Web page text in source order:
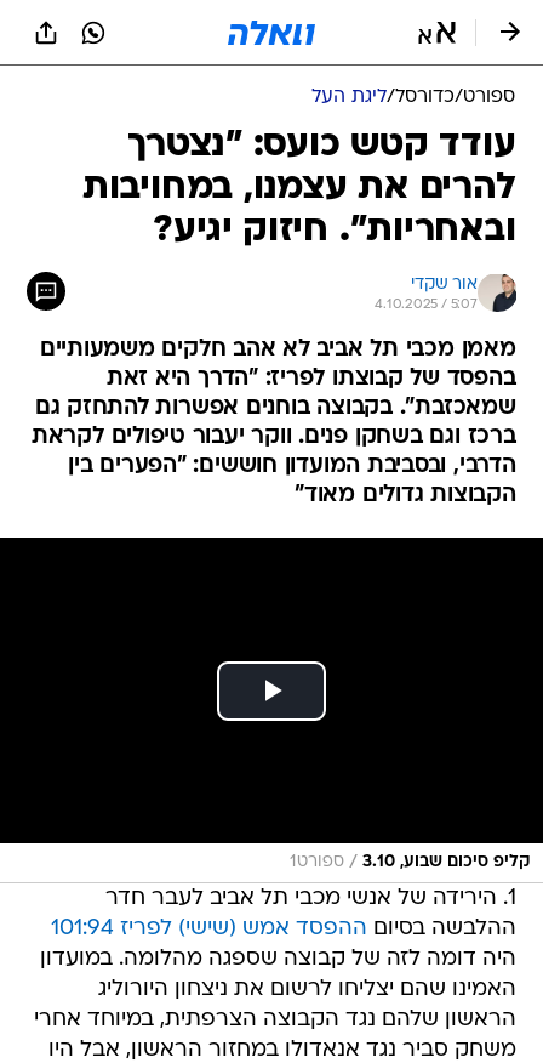
ספורט/כדורסל/ליגת העל
עודד קטש כועס: "נצטרך
להרים את עצמנו, במחויבות
ובאחריות". חיזוק יגיע?
אור שקדי
4.10.2025 / 5:07
מאמן מכבי תל אביב לא אהב חלקים משמעותיים
בהפסד של קבוצתו לפריז: "הדרך היא זאת
שמאכזבת". בקבוצה בוחנים אפשרות להתחזק גם
ברכז וגם בשחקן פנים. ווקר יעבור טיפולים לקראת
הדרבי, ובסביבת המועדון חוששים: "הפערים בין
הקבוצות גדולים מאוד"
קליפ סיכום שבוע, 3.10 / ספורט1
1. ⁠הירידה של אנשי מכבי תל אביב לעבר חדר
ההלבשה בסיום ההפסד אמש (שישי) לפריז 101:94
היה דומה לזה של קבוצה שספגה מהלומה. במועדון
האמינו שהם יצליחו לרשום את ניצחון היורוליג
הראשון שלהם נגד הקבוצה הצרפתית, במיוחד אחרי
משחק סביר נגד אנאדולו במחזור הראשון, אבל היו